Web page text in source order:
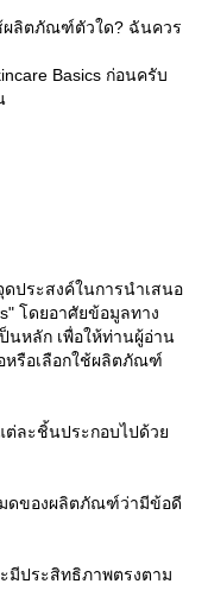
ผลิตภัณฑ์ตัวใด? ฉันควร
Basics ก่อนครับ
ดประสงค์ในการนำเสนอ
โดยอาศัยข้อมูลทาง
นหลัก เพื่อให้ท่านผู้อ่าน
หรือเลือกใช้ผลิตภัณฑ์
ต่ละชิ้นประกอบไปด้ว
ดของผลิตภัณฑ์ว่ามีข้อดี
ประสิทธิภาพตรงตาม